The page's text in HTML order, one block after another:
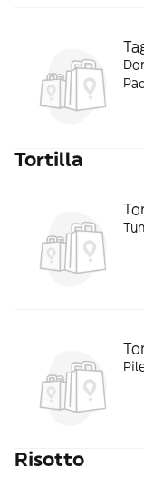
Tortilla
Risotto